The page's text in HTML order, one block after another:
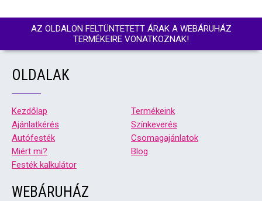
AZ OLDALON FELTÜNTETETT ÁRAK A WEBÁRUHÁZ
TERMÉKEIRE VONATKOZNAK!
OLDALAK
Kezdőlap
Termékeink
Ajánlatkérés
Színkeverés
Autófesték
Csomagajánlatok
Miért mi?
Blog
Festék kalkulátor
WEBÁRUHÁZ